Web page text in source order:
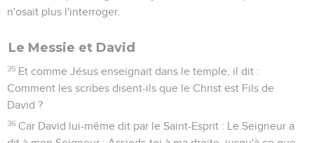
n'eût échappé ; mais il a abrégé ces jours à cause des élus
21
Alors, si quelqu'un vous dit : Voici, le Christ est ici ; ou, il
Car de faux Christs et de faux prophètes s'élèveront, et
accompliront des signes et des prodiges pour séduire même
Mais prenez-y garde ; voici, je vous ai tout prédit.